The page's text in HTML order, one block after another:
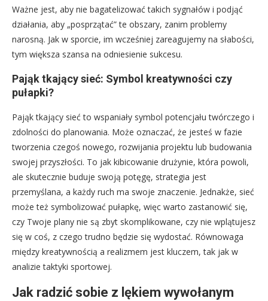
Ważne jest, aby nie bagatelizować takich sygnałów i podjąć
działania, aby „posprzątać” te obszary, zanim problemy
narosną. Jak w sporcie, im wcześniej zareagujemy na słabości,
tym większa szansa na odniesienie sukcesu.
Pająk tkający sieć: Symbol kreatywności czy
pułapki?
Pająk tkający sieć to wspaniały symbol potencjału twórczego i
zdolności do planowania. Może oznaczać, że jesteś w fazie
tworzenia czegoś nowego, rozwijania projektu lub budowania
swojej przyszłości. To jak kibicowanie drużynie, która powoli,
ale skutecznie buduje swoją potęgę, strategia jest
przemyślana, a każdy ruch ma swoje znaczenie. Jednakże, sieć
może też symbolizować pułapkę, więc warto zastanowić się,
czy Twoje plany nie są zbyt skomplikowane, czy nie wplątujesz
się w coś, z czego trudno będzie się wydostać. Równowaga
między kreatywnością a realizmem jest kluczem, tak jak w
analizie taktyki sportowej.
Jak radzić sobie z lękiem wywołanym